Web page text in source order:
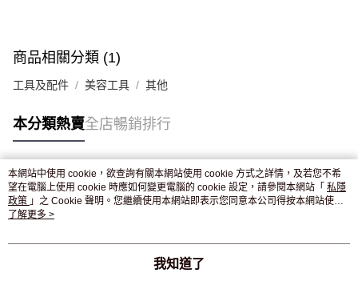
付款後門市自取，訂單確認後2-4個工作天到店，7天內取。逾期後
商品相關分類 (1)
工具及配件 美容工具 其他
本分類熱賣全店暢銷排行
熱門標籤
熱銷排行
本網站中使用 cookie，欲查詢有關本網站使用 cookie 方式之詳情，及若您不希
望在電腦上使用 cookie 時應如何變更電腦的 cookie 設定，請參閱本網站「 私隱
政策 」之 Cookie 聲明。您繼續使用本網站即表示您同意本公司得按本網站使用
條款之 Cookie 聲明使用 cookie。
了解更多 >
我知道了